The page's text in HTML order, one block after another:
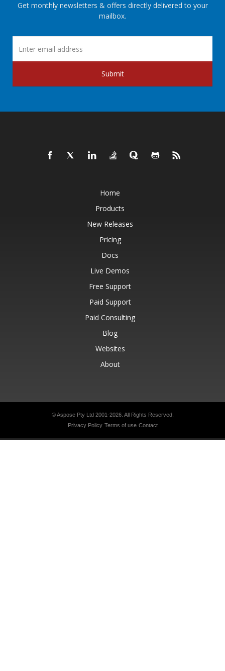
Get monthly newsletters & offers directly delivered to your
mailbox.
Submit
Home
Products
New Releases
Pricing
Docs
Live Demos
Free Support
Paid Support
Paid Consulting
Blog
Websites
About
© Aspose Pty Ltd 2001-2026. All Rights Reserved.
Privacy Policy Terms of use Contact